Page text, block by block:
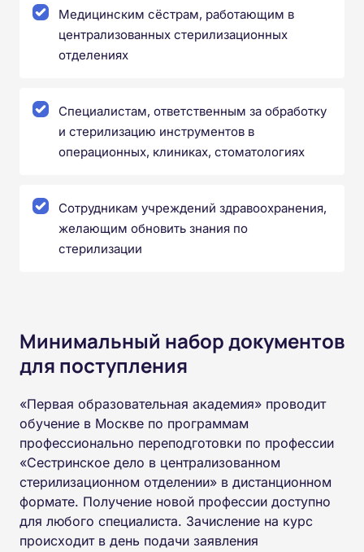
Медицинским сёстрам, работающим в
централизованных стерилизационных
отделениях
Специалистам, ответственным за обработку
и стерилизацию инструментов в
операционных, клиниках, стоматологиях
Сотрудникам учреждений здравоохранения,
желающим обновить знания по
стерилизации
Минимальный набор документов
для поступления
«Первая образовательная академия» проводит
обучение в Москве по программам
профессионально переподготовки по профессии
«Сестринское дело в централизованном
стерилизационном отделении» в дистанционном
формате. Получение новой профессии доступно
для любого специалиста. Зачисление на курс
происходит в день подачи заявления